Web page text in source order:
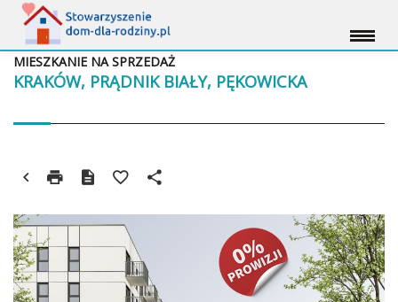
KRAKÓW, PRĄDNIK BIAŁY, PĘKOWICKA
MIESZKANIE NA SPRZEDAŻ